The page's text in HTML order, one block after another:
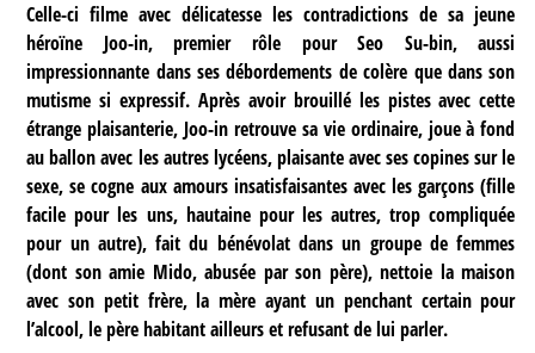
Celle-ci filme avec délicatesse les contradictions de sa jeune
héroïne Joo-in, premier rôle pour Seo Su-bin, aussi
impressionnante dans ses débordements de colère que dans son
mutisme si expressif. Après avoir brouillé les pistes avec cette
étrange plaisanterie, Joo-in retrouve sa vie ordinaire, joue à fond
au ballon avec les autres lycéens, plaisante avec ses copines sur le
sexe, se cogne aux amours insatisfaisantes avec les garçons (fille
facile pour les uns, hautaine pour les autres, trop compliquée
pour un autre), fait du bénévolat dans un groupe de femmes
(dont son amie Mido, abusée par son père), nettoie la maison
avec son petit frère, la mère ayant un penchant certain pour
l’alcool, le père habitant ailleurs et refusant de lui parler.